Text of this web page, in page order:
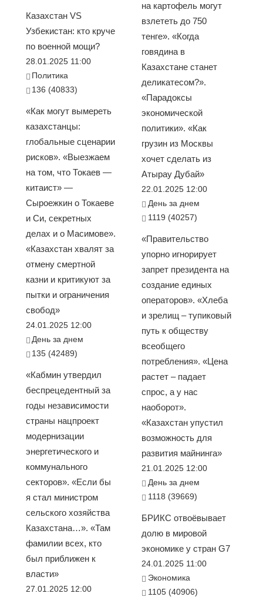
Казахстан VS
Узбекистан: кто круче
по военной мощи?
28.01.2025 11:00
Политика
136 (40833)
«Как могут вымереть
казахстанцы:
глобальные сценарии
рисков». «Выезжаем
на том, что Токаев —
китаист» —
Сыроежкин о Токаеве
и Си, секретных
делах и о Масимове».
«Казахстан хвалят за
отмену смертной
казни и критикуют за
пытки и ограничения
свобод»
24.01.2025 12:00
День за днем
135 (42489)
«Кабмин утвердил
беспрецедентный за
годы независимости
страны нацпроект
модернизации
энергетического и
коммунального
секторов». «Если бы
я стал министром
сельского хозяйства
Казахстана…». «Там
фамилии всех, кто
был приближен к
власти»
27.01.2025 12:00
на картофель могут
взлететь до 750
тенге». «Когда
говядина в
Казахстане станет
деликатесом?».
«Парадоксы
экономической
политики». «Как
грузин из Москвы
хочет сделать из
Атырау Дубай»
22.01.2025 12:00
День за днем
1119 (40257)
«Правительство
упорно игнорирует
запрет президента на
создание единых
операторов». «Хлеба
и зрелищ – тупиковый
путь к обществу
всеобщего
потребления». «Цена
растет – падает
спрос, а у нас
наоборот».
«Казахстан упустил
возможность для
развития майнинга»
21.01.2025 12:00
День за днем
1118 (39669)
БРИКС отвоёвывает
долю в мировой
экономике у стран G7
24.01.2025 11:00
Экономика
1105 (40906)